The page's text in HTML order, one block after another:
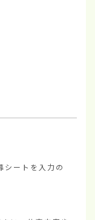
シートを入力の